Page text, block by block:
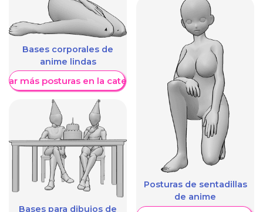
Bases corporales de
anime lindas
más posturas en la categoría
Bases para dibujos de
Posturas de sentadillas
de anime